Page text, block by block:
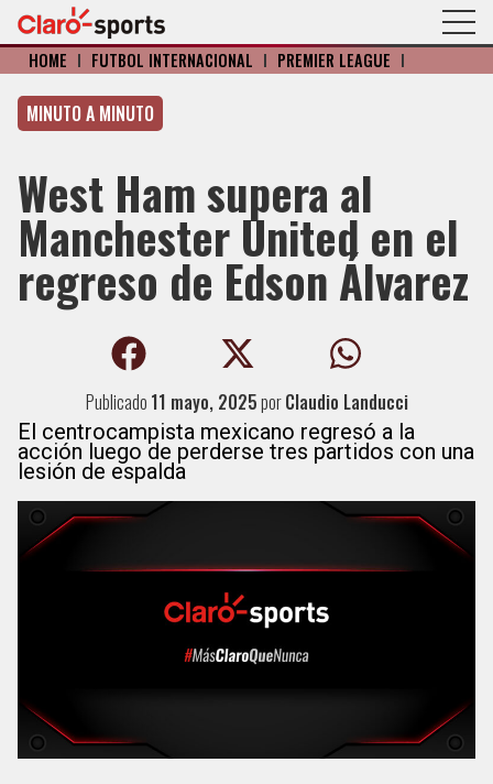
HOME I FÚTBOL INTERNACIONAL I PREMIER LEAGUE I
MINUTO A MINUTO
West Ham supera al
Manchester United en el
regreso de Edson Álvarez
Publicado 11 mayo, 2025porClaudio Landucci
El centrocampista mexicano regresó a la
acción luego de perderse tres partidos con una
lesión de espalda